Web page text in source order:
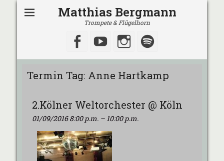
Matthias Bergmann
Trompete & Flügelhorn
Facebook
YouTubeInstagram
Termin Tag: Anne Hartkamp
2.Kölner Weltorchester @ Köln
01/09/2016 8:00 p.m. – 10:00 p.m.